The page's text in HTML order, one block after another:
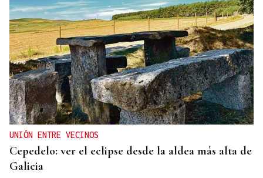
UNIÓN ENTRE VECINOS
Cepedelo: ver el eclipse desde la aldea más alta de
Galicia